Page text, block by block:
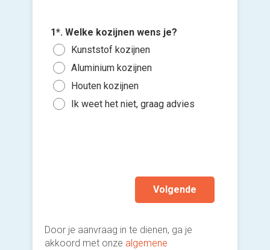
1*. Welke kozijnen wens je?
Kunststof kozijnen
Aluminium kozijnen
Houten kozijnen
Ik weet het niet, graag advies
Volgende
Door je aanvraag in te dienen, ga je
akkoord met onze algemene